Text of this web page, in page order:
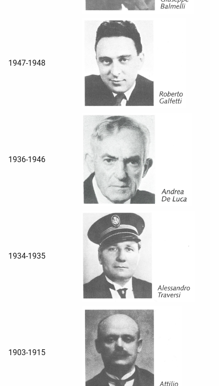
1947-1948
1936-1946
1934-1935
1903-1915